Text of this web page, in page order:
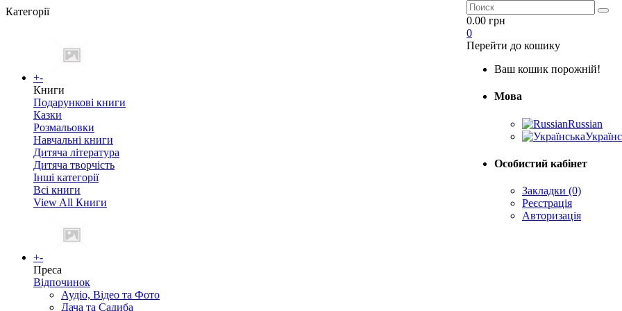
Категорії
+-
Книги
Подарункові книги
Казки
Розмальовки
Навчальні книги
Дитяча література
Дитяча творчість
Інші категорії
Всі книги
View All Книги
+-
Преса
Відпочинок
Аудіо, Відео та Фото
Дача та Садиба
0.00 грн
0
Перейти до кошику
Ваш кошик порожній!
Мова
Russian
Особистий кабінет
Закладки (0)
Реєстрація
Авторизація